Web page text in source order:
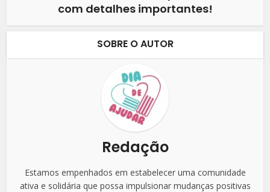
com detalhes importantes!
SOBRE O AUTOR
Redação
Estamos empenhados em estabelecer uma comunidade
ativa e solidária que possa impulsionar mudanças positivas